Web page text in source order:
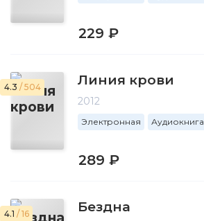
229 ₽
4.3 / 504 Линия крови
2012
Электронная Аудиокнига
289 ₽
4.1 / 16 Бездна